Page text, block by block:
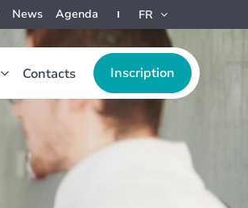
News Agenda FR
Contacts Inscription